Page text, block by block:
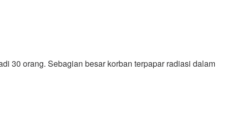
30 orang. Sebagian besar korban terpapar radiasi dalam